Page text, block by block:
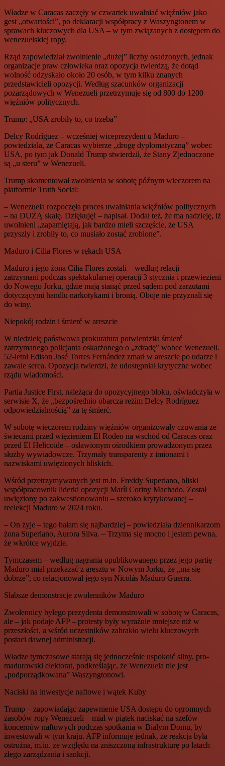
Władze w Caracas zaczęły w czwartek uwalniać więźniów jako
gest „otwartości”, po deklaracji współpracy z Waszyngtonem w
sprawach kluczowych dla USA – w tym związanych z dostępem do
wenezuelskiej ropy.
Rząd zapowiedział zwolnienie „dużej” liczby osadzonych, jednak
organizacje praw człowieka oraz opozycja twierdzą, że dotąd
wolność odzyskało około 20 osób, w tym kilku znanych
przedstawicieli opozycji. Według szacunków organizacji
pozarządowych w Wenezueli przetrzymuje się od 800 do 1200
więźniów politycznych.
Trump: „USA zrobiły to, co trzeba”
Delcy Rodríguez – wcześniej wiceprezydent u Maduro –
powiedziała, że Caracas wybierze „drogę dyplomatyczną” wobec
USA, po tym jak Donald Trump stwierdził, że Stany Zjednoczone
są „u steru” w Wenezueli.
Trump skomentował zwolnienia w sobotę późnym wieczorem na
platformie Truth Social:
– Wenezuela rozpoczęła proces uwalniania więźniów politycznych
– na DUŻĄ skalę. Dziękuję! – napisał. Dodał też, że ma nadzieję, iż
uwolnieni „zapamiętają, jak bardzo mieli szczęście, że USA
przyszły i zrobiły to, co musiało zostać zrobione”.
Maduro i Cilia Flores w rękach USA
Maduro i jego żona Cilia Flores zostali – według relacji –
zatrzymani podczas spektakularnej operacji 3 stycznia i przewiezieni
do Nowego Jorku, gdzie mają stanąć przed sądem pod zarzutami
dotyczącymi handlu narkotykami i bronią. Oboje nie przyznali się
do winy.
Niepokój rodzin i śmierć w areszcie
W niedzielę państwowa prokuratura potwierdziła śmierć
zatrzymanego policjanta oskarżonego o „zdradę” wobec Wenezueli.
52-letni Edison José Torres Fernández zmarł w areszcie po udarze i
zawale serca. Opozycja twierdzi, że udostępniał krytyczne wobec
rządu wiadomości.
Partia Justice First, należąca do opozycyjnego bloku, oświadczyła w
serwisie X, że „bezpośrednio obarcza reżim Delcy Rodríguez
odpowiedzialnością” za tę śmierć.
W sobotę wieczorem rodziny więźniów organizowały czuwania ze
świecami przed więzieniem El Rodeo na wschód od Caracas oraz
przed El Helicoide – osławionym ośrodkiem prowadzonym przez
służby wywiadowcze. Trzymały transparenty z imionami i
nazwiskami uwięzionych bliskich.
Wśród przetrzymywanych jest m.in. Freddy Superlano, bliski
współpracownik liderki opozycji Maríi Coriny Machado. Został
uwięziony po zakwestionowaniu – szeroko krytykowanej –
reelekcji Maduro w 2024 roku.
– On żyje – tego bałam się najbardziej – powiedziała dziennikarzom
żona Superlano, Aurora Silva. – Trzyma się mocno i jestem pewna,
że wkrótce wyjdzie.
Tymczasem – według nagrania opublikowanego przez jego partię –
Maduro miał przekazać z aresztu w Nowym Jorku, że „ma się
dobrze”, co relacjonował jego syn Nicolás Maduro Guerra.
Słabsze demonstracje zwolenników Maduro
Zwolennicy byłego prezydenta demonstrowali w sobotę w Caracas,
ale – jak podaje AFP – protesty były wyraźnie mniejsze niż w
przeszłości, a wśród uczestników zabrakło wielu kluczowych
postaci dawnej administracji.
Władze tymczasowe starają się jednocześnie uspokoić silny, pro-
madurowski elektorat, podkreślając, że Wenezuela nie jest
„podporządkowana” Waszyngtonowi.
Naciski na inwestycje naftowe i wątek Kuby
Trump – zapowiadając zapewnienie USA dostępu do ogromnych
zasobów ropy Wenezueli – miał w piątek naciskać na szefów
koncernów naftowych podczas spotkania w Białym Domu, by
inwestowali w tym kraju. AFP informuje jednak, że reakcja była
ostrożna, m.in. ze względu na zniszczoną infrastrukturę po latach
złego zarządzania i sankcji.